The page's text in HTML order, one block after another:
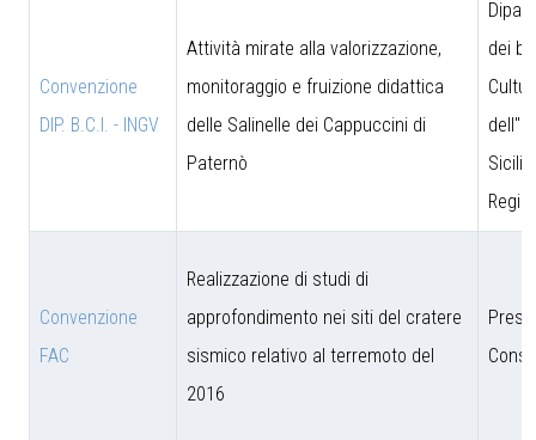
Convenzione
DIP. B.C.I. - INGV
Attività mirate alla valorizzazione,
monitoraggio e fruizione didattica
delle Salinelle dei Cappuccini di
Paternò
dei
Convenzione
FAC
Realizzazione di studi di
approfondimento nei siti del cratere
sismico relativo al terremoto del
2016